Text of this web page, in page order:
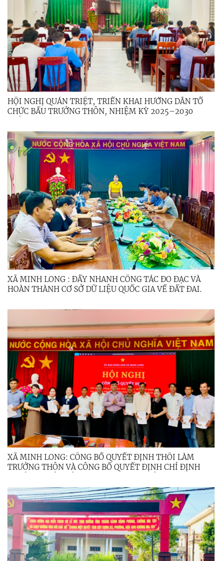
HỘI NGHỊ QUÁN TRIỆT, TRIỂN KHAI HƯỚNG DẪN TỔ
CHỨC BẦU TRƯỞNG THÔN, NHIỆM KỲ 2025–2030
XÃ MINH LONG : ĐẨY NHANH CÔNG TÁC ĐO ĐẠC VÀ
HOÀN THÀNH CƠ SỞ DỮ LIỆU QUỐC GIA VỀ ĐẤT ĐAI.
XÃ MINH LONG: CÔNG BỐ QUYẾT ĐỊNH THÔI LÀM
TRƯỞNG THÔN VÀ CÔNG BỐ QUYẾT ĐỊNH CHỈ ĐỊNH
LẬP SAU KHI SẮP XẾP, TỔ CHỨC LẠI THÔN TRÊN ĐỊA
BÀN XÃ MINH LONG.